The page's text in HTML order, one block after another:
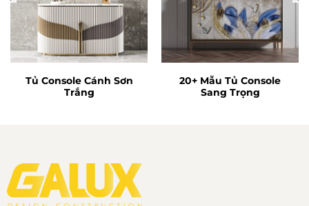
Tủ Console Cánh Sơn
Trắng
20+ Mẫu Tủ Console
Sang Trọng